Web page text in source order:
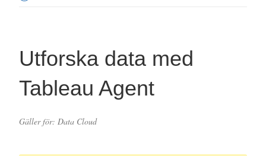
Utforska data med
Tableau Agent
Gäller för: Data Cloud